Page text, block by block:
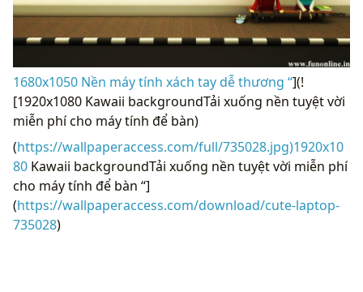
1680x1050 Nền máy tính xách tay dễ thương “](!
[1920x1080 Kawaii backgroundTải xuống nền tuyệt vời
miễn phí cho máy tính để bàn)
(https://wallpaperaccess.com/full/735028.jpg)1920x10
80 Kawaii backgroundTải xuống nền tuyệt vời miễn phí
cho máy tính để bàn “]
(https://wallpaperaccess.com/download/cute-laptop-
735028)